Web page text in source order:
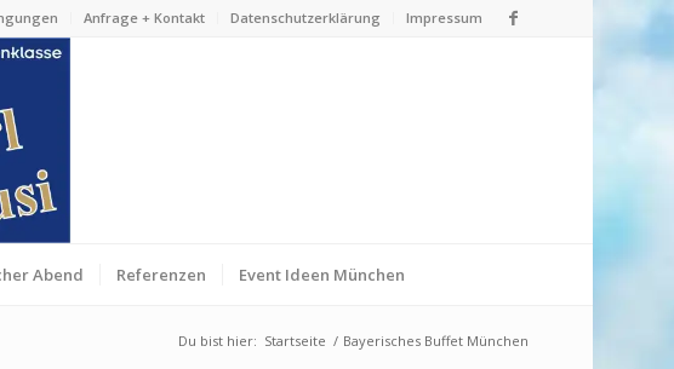
Anfrage + Kontakt Datenschutzerklärung Impressum
Abend Referenzen Event Ideen München
Du bist hier: Startseite / Bayerisches Buffet München